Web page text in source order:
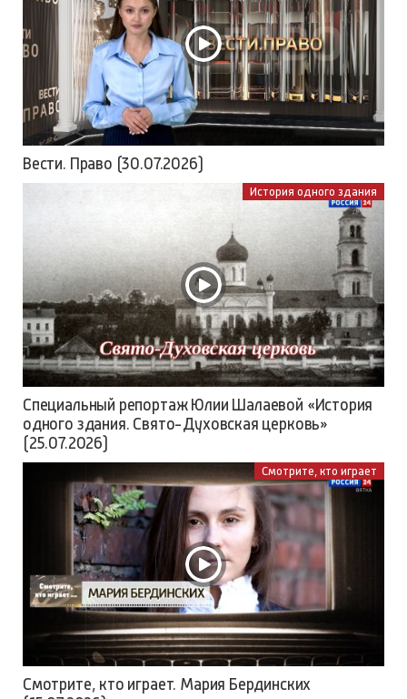
Вести. Право (30.07.2026)
История одного здания
Специальный репортаж Юлии Шалаевой «История
одного здания. Свято-Духовская церковь»
(25.07.2026)
Смотрите, кто играет
Смотрите, кто играет. Мария Бердинских